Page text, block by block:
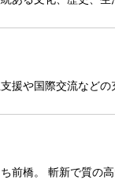
援や国際交流など
前橋。 斬新で質の